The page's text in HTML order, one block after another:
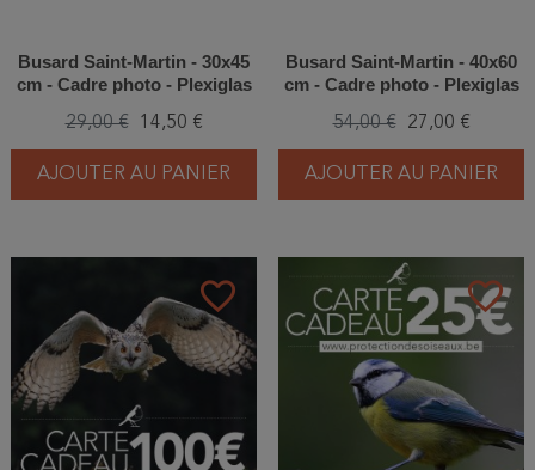
Busard Saint-Martin - 30x45
cm - Cadre photo - Plexiglas
29,00 € 14,50 €
AJOUTER AU PANIER
Busard Saint-Martin - 40x60
cm - Cadre photo - Plexiglas
54,00 € 27,00 €
AJOUTER AU PANIER
favorite_border favorite_border